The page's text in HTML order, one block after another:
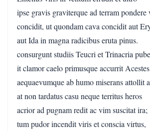
ipse gravis graviterque ad terram pondere
concidit, ut quondam cava concidit aut
aut Ida in magna radicibus eruta pinus.
consurgunt studiis Teucri et Trinacria
it clamor caelo primusque accurrit Acestes
aequaevumque ab humo miserans attollit
at non tardatus casu neque territus heros
acrior ad pugnam redit ac vim suscitat ira;
tum pudor incendit viris et conscia virtus,